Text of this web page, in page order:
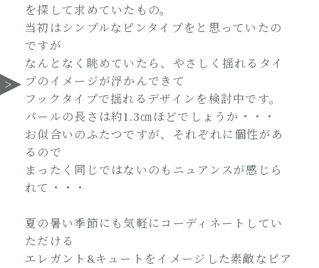
を探して求めていたもの。
当初はシンプルなピンタイプをと思っていたの
ですが
なんとなく眺めていたら、やさしく揺れるタイ
プのイメージが浮かんできて
フックタイプで揺れるデザインを検討中です。
パールの長さは約1.3㎝ほどでしょうか・・・
お似合いのふたつですが、それぞれに個性があ
るので
まったく同じではないのもニュアンスが感じら
れて・・・
夏の暑い季節にも気軽にコーディネートしてい
ただける
エレガント&キュートをイメージした素敵なピア